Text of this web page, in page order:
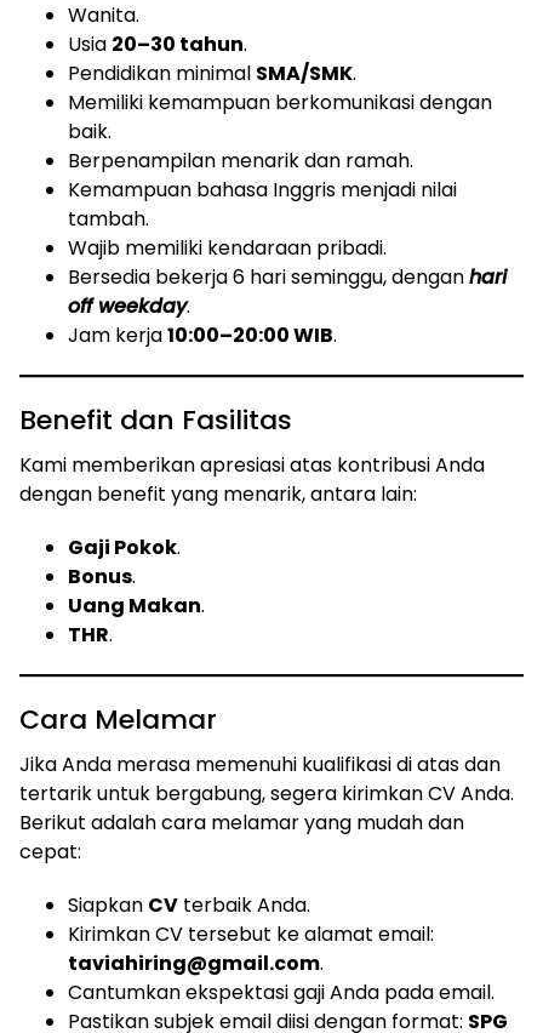
Wanita.
Usia 20–30 tahun.
Pendidikan minimal SMA/SMK.
Memiliki kemampuan berkomunikasi dengan
baik.
Berpenampilan menarik dan ramah.
Kemampuan bahasa Inggris menjadi nilai
tambah.
Wajib memiliki kendaraan pribadi.
Bersedia bekerja 6 hari seminggu, denganhari
off weekday.
Jam kerja10:00–20:00 WIB.
Benefit dan Fasilitas
Kami memberikan apresiasi atas kontribusi Anda
dengan benefit yang menarik, antara lain:
Gaji Pokok.
Bonus.
Uang Makan.
THR.
Cara Melamar
Jika Anda merasa memenuhi kualifikasi di atas dan
tertarik untuk bergabung, segera kirimkan CV Anda.
Berikut adalah cara melamar yang mudah dan
cepat:
Siapkan CV terbaik Anda.
Kirimkan CV tersebut ke alamat email:
taviahiring@gmail.com.
Cantumkan ekspektasi gaji Anda pada email.
Pastikan subjek email diisi dengan format: SPG